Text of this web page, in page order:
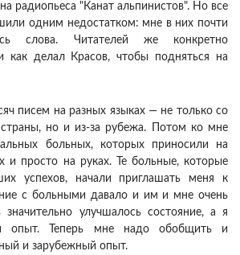
радиопьеса "Канат альпинистов". Но все
одним недостатком: мне в них почти
слова. Читателей же конкретно
как делал Красов, чтобы подняться на
писем на разных языках — не только со
но и из-за рубежа. Потом ко мне
больных, которых приносили на
и просто на руках. Те больные, которые
успехов, начали приглашать меня к
с больными давало и им и мне очень
улучшалось состояние, а я
опыт. Теперь мне надо обобщить и
и зарубежный опыт.